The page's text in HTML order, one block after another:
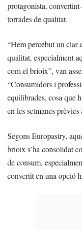
protagonista,
torrades de qualitat.
“Hem percebut un clar
qualitat, especialment
com el brioix”, van
“Consumidors i
equilibrades, cosa que
en les setmanes
Segons Europastry,
brioix s’ha consolidat
de consum,
convertit en una opció